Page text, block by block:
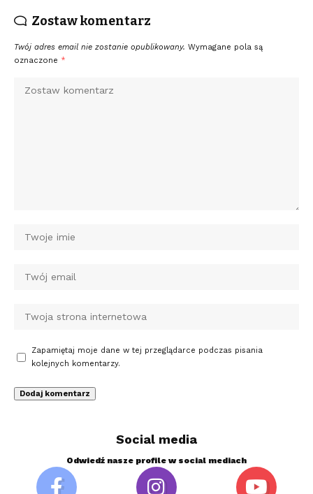
Zostaw komentarz
Twój adres email nie zostanie opublikowany. Wymagane pola są
oznaczone *
Zapamiętaj moje dane w tej przeglądarce podczas pisania
kolejnych komentarzy.
Social media
Odwiedź nasze profile w social mediach